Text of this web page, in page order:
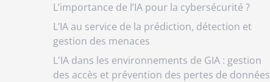
L’importance de l’IA pour la cybersécurité ?
L’IA au service de la prédiction, détection et
gestion des menaces
L'IA dans les environnements de GIA : gestion
des accès et prévention des pertes de données